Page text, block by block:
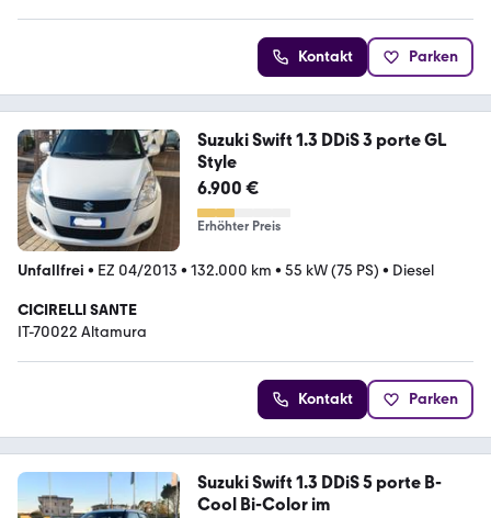
Kontakt Parken
Suzuki Swift 1.3 DDiS 3 porte GL
Style
6.900 €
Erhöhter Preis
Unfallfrei • EZ 04/2013 • 132.000 km • 55 kW (75 PS) • Diesel
CICIRELLI SANTE
IT-70022 Altamura
Kontakt Parken
Suzuki Swift 1.3 DDiS 5 porte B-
Cool Bi-Color im